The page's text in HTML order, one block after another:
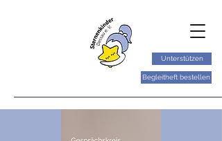
Unterstützen
Begleitheft bestellen